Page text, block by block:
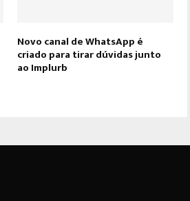
Novo canal de WhatsApp é
criado para tirar dúvidas junto
ao Implurb